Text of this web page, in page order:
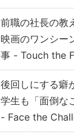
前職の社長の教
映画のワンシー
事 - Touch the
後回しにする癖
学生も「面倒な
- Face the